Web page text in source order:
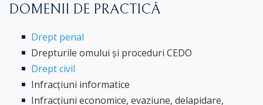
DOMENII DE PRACTICĂ
Drept penal
Drepturile omului și proceduri CEDO
Drept civil
Infracțiuni informatice
Infracțiuni economice, evaziune, delapidare,